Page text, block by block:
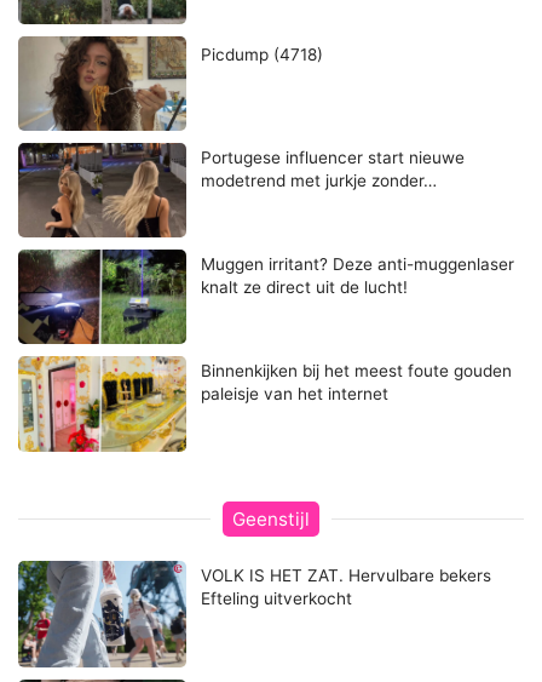
Picdump (4718)
Portugese influencer start nieuwe
modetrend met jurkje zonder…
Muggen irritant? Deze anti-muggenlaser
knalt ze direct uit de lucht!
Binnenkijken bij het meest foute gouden
paleisje van het internet
Geenstijl
VOLK IS HET ZAT. Hervulbare bekers
Efteling uitverkocht